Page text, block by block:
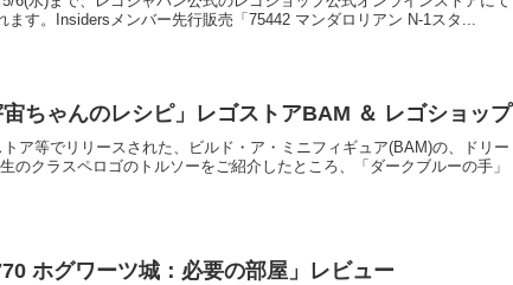
ます。Insidersメンバー先行販売「75442 マンダロリアン N-1スタ...
ちゃんのレシピ」レゴストアBAM ＆ レゴショップ
ア等でリリースされた、ビルド・ア・ミニフィギュア(BAM)の、ドリー
のクラスペロゴのトルソーをご紹介したところ、「ダークブルーの手」
ホグワーツ城：必要の部屋」レビュー